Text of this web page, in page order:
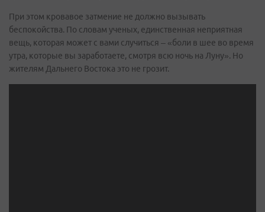
При этом кровавое затмение не должно вызывать
беспокойства. По словам ученых, единственная неприятная
вещь, которая может с вами случиться – «боли в шее во время
утра, которые вы заработаете, смотря всю ночь на Луну». Но
жителям Дальнего Востока это не грозит.